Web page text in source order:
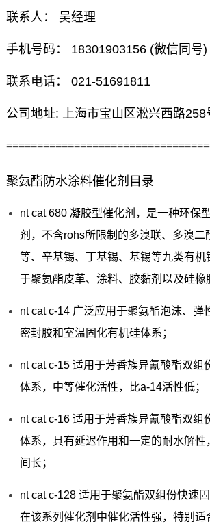
联系人： 吴经理
手机号码： 18301903156 (微信同号)
联系电话： 021-51691811
公司地址: 上海市宝山区淞兴西路258
聚氨酯防水涂料催化剂目录
nt cat 680 凝胶型催化剂，是一种环保
剂，不含rohs所限制的多溴联、多溴二
等、辛基锡、丁基锡、基锡等九类有机
于聚氨酯皮革、涂料、胶黏剂以及硅橡
nt cat c-14 广泛应用于聚氨酯泡沫、弹
密封胶和室温固化有机硅体系；
nt cat c-15 适用于芳香族异氰酸酯双组
体系，中等催化活性，比a-14活性低；
nt cat c-16 适用于芳香族异氰酸酯双组
体系，具有延迟作用和一定的耐水解性
间长；
nt cat c-128 适用于聚氨酯双组份快速固
在该系列催化剂中催化活性强，特别适